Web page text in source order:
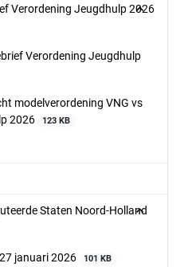
Verordening Jeugdhulp 2026
Verordening Jeugdhulp
modelverordening VNG vs
2026
123 KB
Staten Noord-Holland
januari 2026
101 KB